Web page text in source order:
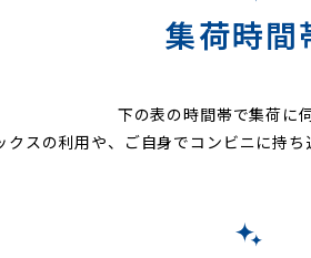
集荷時間
下の表の時間帯で集荷に
クスの利用や、ご自身でコンビニに持